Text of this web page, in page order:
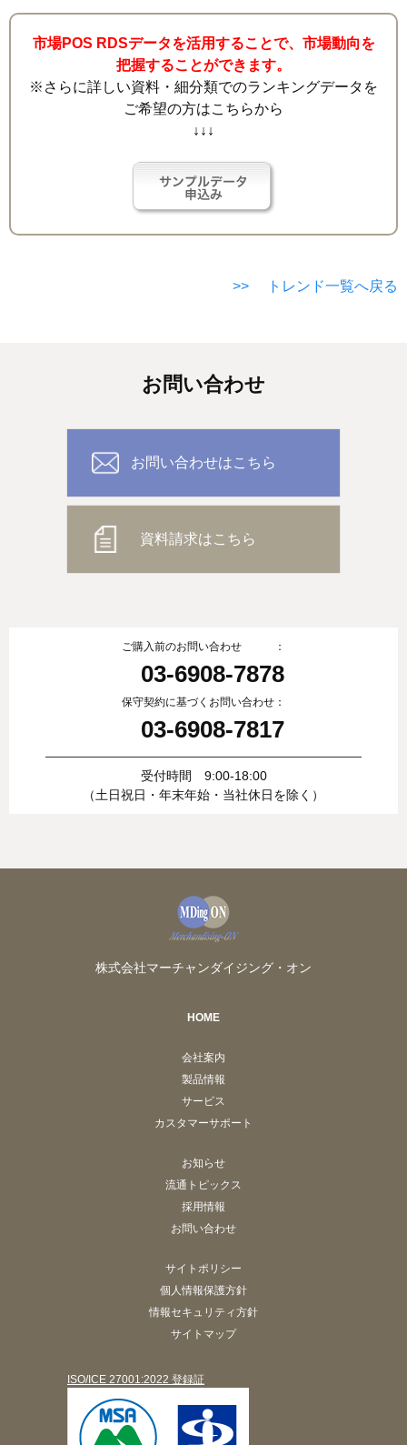
市場POS RDSデータを活用することで、市場動向を
把握することができます。
※さらに詳しい資料・細分類でのランキングデータを
ご希望の方はこちらから
↓↓↓
>> トレンド一覧へ戻る
お問い合わせ
お問い合わせはこちら
資料請求はこちら
ご購入前のお問い合わせ ：
03-6908-7878
保守契約に基づくお問い合わせ：
03-6908-7817
受付時間 9:00-18:00
（土日祝日・年末年始・当社休日を除く）
株式会社マーチャンダイジング・オン
HOME
会社案内
製品情報
サービス
カスタマーサポート
お知らせ
流通トピックス
採用情報
お問い合わせ
サイトポリシー
個人情報保護方針
情報セキュリティ方針
サイトマップ
ISO/ICE 27001:2022 登録証